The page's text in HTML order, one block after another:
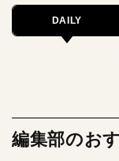
DAILY
編集部のお